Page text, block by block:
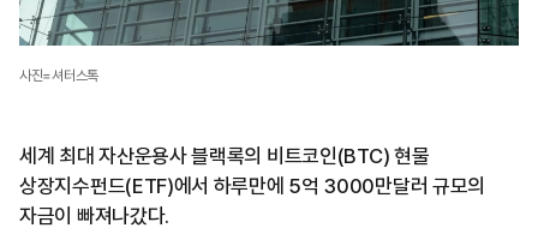
사진=셔터스톡
세계 최대 자산운용사 블랙록의 비트코인(BTC) 현물
상장지수펀드(ETF)에서 하루만에 5억 3000만달러 규모의
자금이 빠져나갔다.